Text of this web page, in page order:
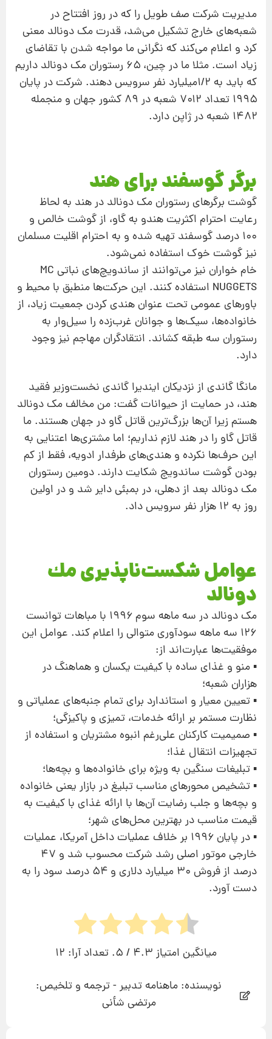
مدیریت شركت صف طویل را كه در روز افتتاح در
شعبه‌های خارج تشكیل می‌شد، قدرت مك دونالد معنی
كرد و اعلام می‌كند كه نگرانی ما مواجه شدن با تقاضای
زیاد است. مثلا ما در چین، ۶۵ رستوران مك دونالد داریم
كه باید به ۱/۲میلیارد نفر سرویس دهند. شركت در پایان
۱۹۹۵ تعداد ۷۰۱۲ شعبه در ۸۹ كشور جهان و منجمله
۱۴۸۲ شعبه در ژاپن دارد.
برگر گوسفند برای هند
گوشت برگرهای رستوران مك دونالد در هند به لحاظ
رعایت احترام اكثریت هندو به گاو، از گوشت خالص و
۱۰۰ درصد گوسفند تهیه شده و به احترام اقلیت مسلمان
نیز گوشت خوك استفاده نمی‌شود.
خام خواران نیز می‌توانند از ساندویچ‌های نباتی MC
NUGGETS استفاده كنند. این حركت‌ها منطبق با محیط و
باورهای عمومی تحت عنوان هندی كردن جمعیت زیاد، از
خانواده‌ها، سیك‌ها و جوانان غرب‌زده را سیل‌وار به
رستوران سه طبقه كشاند. انتقادگران مهاجم نیز وجود
دارد.
مانگا گاندی از نزدیكان ایندیرا گاندی نخست‌وزیر فقید
هند، در حمایت از حیوانات گفت: من مخالف مك دونالد
هستم زیرا آن‌ها بزرگ‌ترین قاتل گاو در جهان هستند. ما
قاتل گاو را در هند لازم نداریم؛ اما مشتری‌ها اعتنایی به
این حرف‌ها نكرده و هندی‌های طرفدار ادویه، فقط از كم
بودن گوشت ساندویچ شكایت دارند. دومین رستوران
مك دونالد بعد از دهلی، در بمبئی دایر شد و در اولین
روز به ۱۲ هزار نفر سرویس داد.
عوامل شكست‌ناپذیری مك
دونالد
مك دونالد در سه ماهه سوم ۱۹۹۶ با مباهات توانست
۱۲۶ سه ماهه سودآوری متوالی را اعلام كند. عوامل این
موفقیت‌ها عبارت‌اند از:
▪ منو و غذای ساده با كیفیت یكسان و هماهنگ در
هزاران شعبه؛
▪ تعیین معیار و استاندارد برای تمام جنبه‌های عملیاتی و
نظارت مستمر بر ارائه خدمات، تمیزی و پاكیزگی؛
▪ صمیمیت كاركنان علی‌رغم انبوه مشتریان و استفاده از
تجهیزات انتقال غذا؛
▪ تبلیغات سنگین به ویژه برای خانواده‌ها و بچه‌ها؛
▪ تشخیص محورهای مناسب تبلیغ در بازار یعنی خانواده
و بچه‌ها و جلب رضایت آن‌ها با ارائه غذای با كیفیت به
قیمت مناسب در بهترین محل‌های شهر؛
▪ در پایان ۱۹۹۶ بر خلاف عملیات داخل آمریكا، عملیات
خارجی موتور اصلی رشد شركت محسوب شد و ۴۷
درصد از فروش ۳۰ میلیارد دلاری و ۵۴ درصد سود را به
دست آورد.
میانگین امتیاز 4.3 / 5. تعداد آرا:
12
نویسنده: ماهنامه تدبیر - ترجمه و تلخیص:
مرتضی شأنی